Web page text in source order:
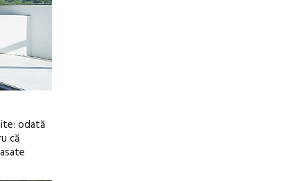
odată
că